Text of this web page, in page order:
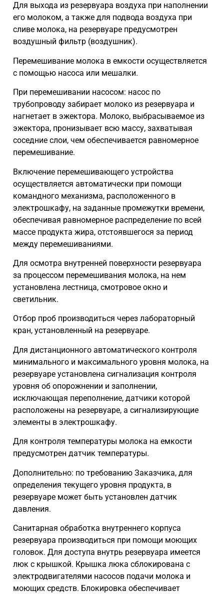
Для выхода из резервуара воздуха при наполнении
его молоком, а также для подвода воздуха при
сливе молока, на резервуаре предусмотрен
воздушный фильтр (воздушник).
Перемешивание молока в емкости осуществляется
с помощью насоса или мешалки.
При перемешивании насосом: насос по
трубопроводу забирает молоко из резервуара и
нагнетает в эжектора. Молоко, выбрасываемое из
эжектора, пронизывает всю массу, захватывая
соседние слои, чем обеспечивается равномерное
перемешивание.
Включение перемешивающего устройства
осуществляется автоматически при помощи
командного механизма, расположенного в
электрошкафу, на заданные промежутки времени,
обеспечивая равномерное распределение по всей
массе продукта жира, отстоявшегося за период
между перемешиваниями.
Для осмотра внутренней поверхности резервуара
за процессом перемешивания молока, на нем
установлена лестница, смотровое окно и
светильник.
Отбор проб производиться через лабораторный
кран, установленный на резервуаре.
Для дистанционного автоматического контроля
минимального и максимального уровня молока, на
резервуаре установлена сигнализация контроля
уровня об опорожнении и заполнении,
исключающая переполнение, датчики которой
расположены на резервуаре, а сигнализирующие
элементы в электрошкафу.
Для контроля температуры молока на емкости
предусмотрен датчик температуры.
Дополнительно: по требованию Заказчика, для
определения текущего уровня продукта, в
резервуаре может быть установлен датчик
давления.
Санитарная обработка внутреннего корпуса
резервуара производиться при помощи моющих
головок. Для доступа внутрь резервуара имеется
люк с крышкой. Крышка люка сблокирована с
электродвигателями насосов подачи молока и
моющих средств. Блокировка обеспечивает